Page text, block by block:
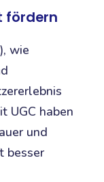
fördern
wie
UGC haben
und
besser